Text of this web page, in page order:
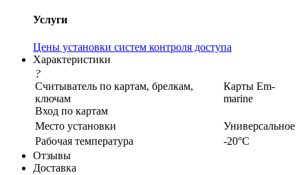
Услуги
Цены установки систем контроля доступа
Характеристики
?
Считыватель по картам, брелкам,
ключам
Вход по картам
Карты Em-
marine
Место установки
Универсальное
Рабочая температура
-20°С
Отзывы
Доставка